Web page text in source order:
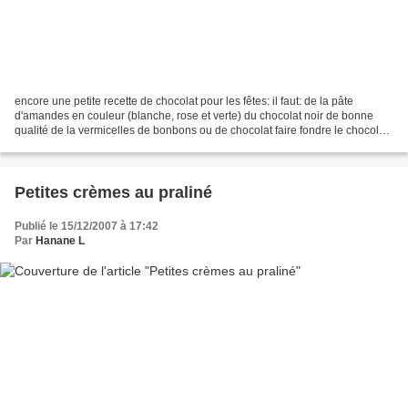
encore une petite recette de chocolat pour les fêtes: il faut: de la pâte
d'amandes en couleur (blanche, rose et verte) du chocolat noir de bonne
qualité de la vermicelles de bonbons ou de chocolat faire fondre le chocolat
Petites crèmes au praliné
Publié le 15/12/2007 à 17:42
Par Hanane L